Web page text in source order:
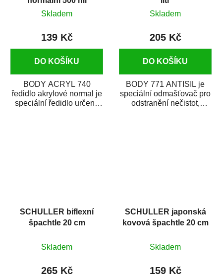
Skladem
139 Kč
DO KOŠÍKU
BODY ACRYL 740
ředidlo akrylové normal je
speciální ředidlo určené
Skladem
205 Kč
DO KOŠÍKU
BODY 771 ANTISIL je
speciální odmašťovač pro
odstranění nečistot,
SCHULLER biflexní
špachtle 20 cm
Skladem
265 Kč
SCHULLER japonská
kovová špachtle 20 cm
Skladem
159 Kč